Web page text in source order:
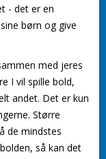
- det er en
børn og give
med jeres
I vil spille bold,
andet. Det er kun
Større
de mindstes
så kan det